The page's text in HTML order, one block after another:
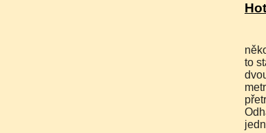
to